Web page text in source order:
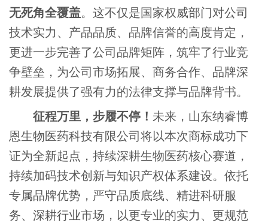
无死角全覆盖。这不仅是国家权威部门对公司
技术实力、产品品质、品牌信誉的高度肯定，
更进一步完善了公司品牌矩阵，筑牢了行业竞
争壁垒，为公司市场拓展、商务合作、品牌深
耕发展提供了强有力的法律支撑与品牌背书。
征程万里，步履不停！ 未来，山东纳睿博
恩生物医药科技有限公司将以本次商标成功下
证为全新起点，持续深耕生物医药核心赛道，
持续加码技术创新与知识产权体系建设。依托
专属品牌优势，严守品质底线、精进科研服
务、深耕行业市场，以更专业的实力、更规范